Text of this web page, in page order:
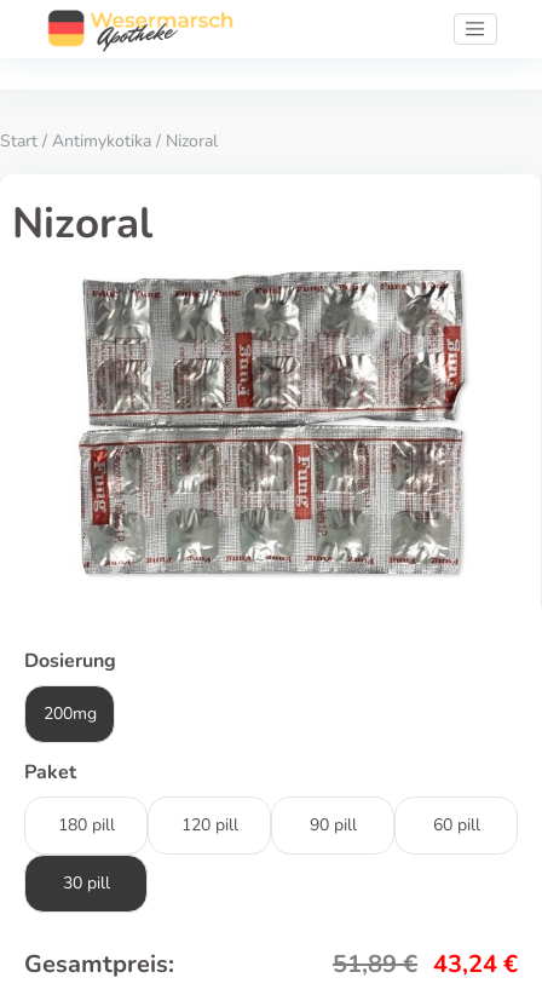
Start / Antimykotika / Nizoral
Nizoral
Dosierung
200mg
Paket
180 pill 120 pill 90 pill 60 pill
30 pill
Gesamtpreis: 51,89€ 43,24€